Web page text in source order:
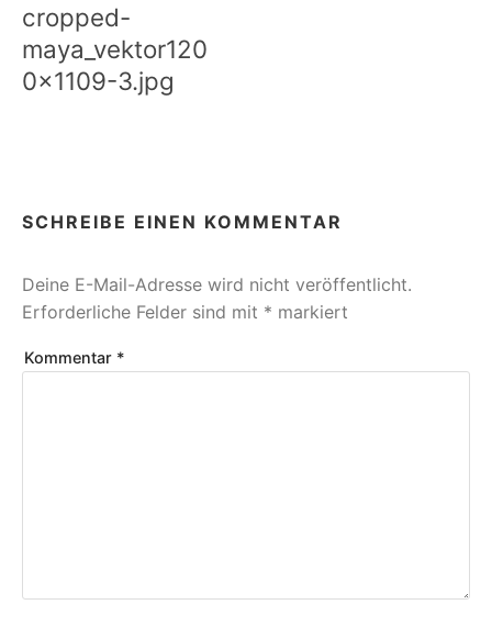
cropped-
maya_vektor120
0x1109-3.jpg
SCHREIBE EINEN KOMMENTAR
Deine E-Mail-Adresse wird nicht veröffentlicht.
Erforderliche Felder sind mit * markiert
Kommentar *